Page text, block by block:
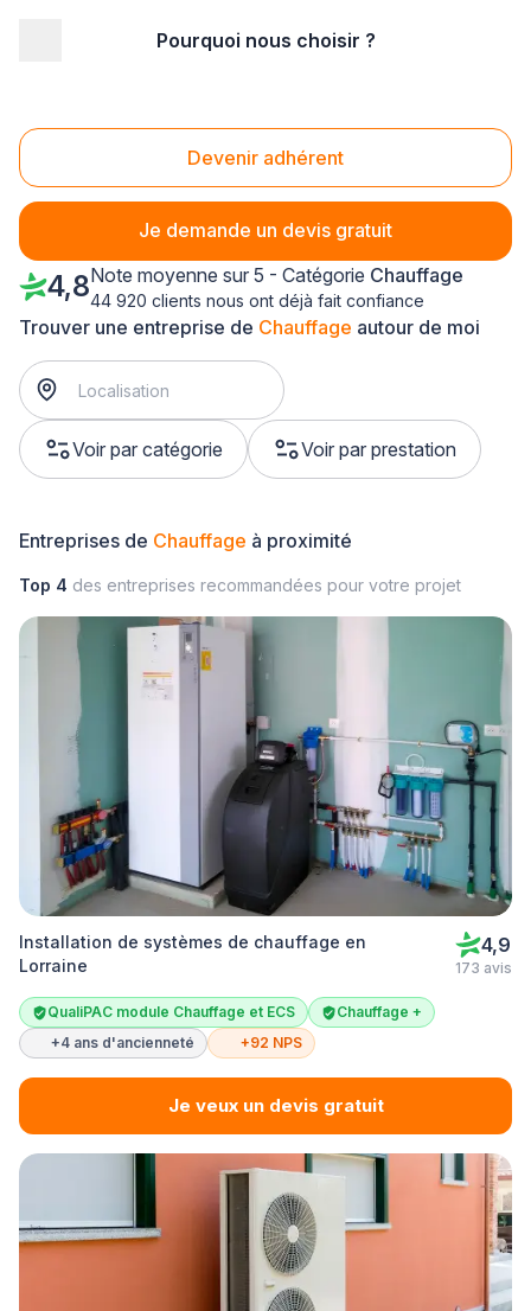
Pourquoi nous choisir ?
Devenir adhérent
Je demande un devis gratuit
Chauffage Yutz (57970)
Trouver une entreprise de Chauffage autour de moi
Voir par catégorie Voir par prestation
4,8Note moyenne sur 5 - Catégorie Chauffage
44 920 clients nous ont déjà fait confiance
Entreprises de Chauffage à proximité
Top 4 des entreprises recommandées pour votre projet
Installation de systèmes de chauffage en
Lorraine
4,9
173 avis
QualiPAC module Chauffage et ECS
Chauffage +
+4 ans d'ancienneté
+92 NPS
Je veux un devis gratuit